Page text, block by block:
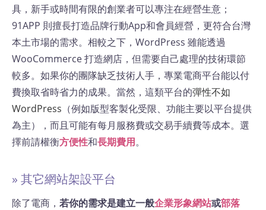
具，新手或時間有限的創業者可以專注在經營生意​；
91APP 則擅長打造品牌行動App和會員經營，更符合台灣
本土市場的需求​。相較之下，WordPress 雖能透過
WooCommerce 打造網店，但需要自己處理的技術環節
較多。如果你的團隊缺乏技術人手，專業電商平台能以付
費換取省時省力的成果。當然，這類平台的彈性不如
WordPress （例如版型客製化受限、功能主要以平台提供
為主），而且可能有每月服務費或交易手續費等成本​。選
擇前請權衡方便性和長期費用。
» 其它網站架設平台
除了電商， 若你的需求是建立一般企業形象網站或部落